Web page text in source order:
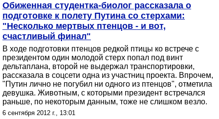
Обиженная студентка-биолог рассказала о
подготовке к полету Путина со стерхами:
"Несколько мертвых птенцов - и вот,
счастливый финал"
В ходе подготовки птенцов редкой птицы ко встрече с
президентом один молодой стерх попал под винт
дельтаплана, второй не выдержал транспортировки,
рассказала в соцсети одна из участниц проекта. Впрочем,
"Путин лично не погубил ни одного из птенцов", отметила
девушка. Животным, с которыми президент встречался
раньше, по некоторым данным, тоже не слишком везло.
6 сентября 2012 г., 13:01